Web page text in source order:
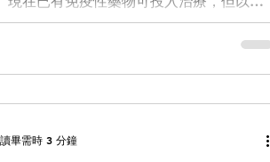
，多數人在半年或一年內就會病逝。小細
相關。 非小細胞癌，除了常見的鱗狀上皮
同，所以治療前一定會做類型的區分。 服
師說明，常見的標靶突變例如EGFR（表皮
讀畢需時 3 分鐘